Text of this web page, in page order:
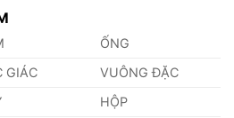
ỐNG
GIÁC
VUÔNG ĐẶC
HỘP